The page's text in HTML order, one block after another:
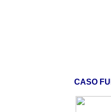
CASO